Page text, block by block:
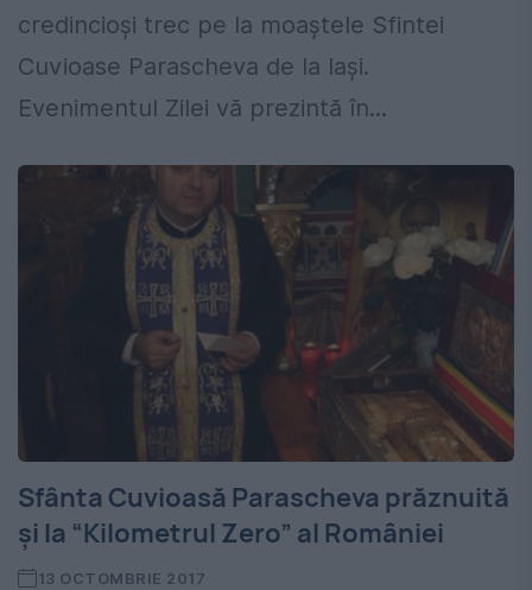
credincioși trec pe la moaștele Sfintei
Cuvioase Parascheva de la Iași.
Evenimentul Zilei vă prezintă în...
Sfânta Cuvioasă Parascheva prăznuită
şi la “Kilometrul Zero” al României
13 OCTOMBRIE 2017